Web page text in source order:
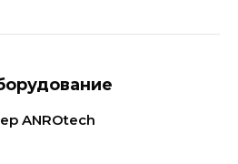
ANROtech